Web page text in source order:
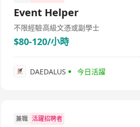
Event Helper
不限經驗高級文憑或副學士
$80-120/小時
DAEDALUS 今日活躍
兼職 活躍招聘者